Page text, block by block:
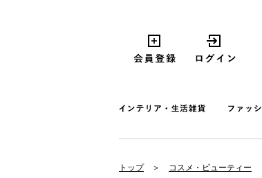
トップ コスメ・ビューティー